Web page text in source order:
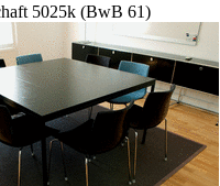
5025k (BwB 61)